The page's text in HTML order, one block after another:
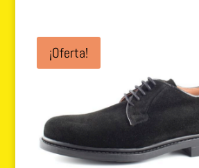
¡Oferta!